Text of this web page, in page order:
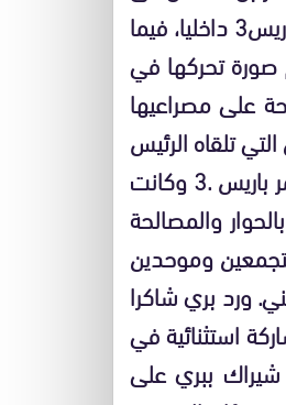
طهران، فإن الاكثرية بدأت الاعداد لمرحلة الاستثمار السياسي لنتائج مؤتمر باريس3 داخليا، فيما
صورة تحركها في
على مصراعيها
تلقاه الرئيس
نبيه بري من الرئيس الفرنسي جاك شيراك والذي وضعه خلاله في نتائج مؤتمر باريس .3 وكانت
والمصالحة
وموحدين
ورد بري شاكرا
استثنائية في
شيراك ببري على